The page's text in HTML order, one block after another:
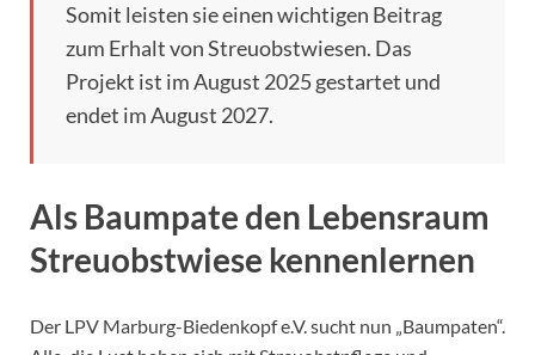
Somit leisten sie einen wichtigen Beitrag
zum Erhalt von Streuobstwiesen. Das
Projekt ist im August 2025 gestartet und
endet im August 2027.
Als Baumpate den Lebensraum
Streuobstwiese kennenlernen
Der LPV Marburg-Biedenkopf e.V. sucht nun „Baumpaten“.